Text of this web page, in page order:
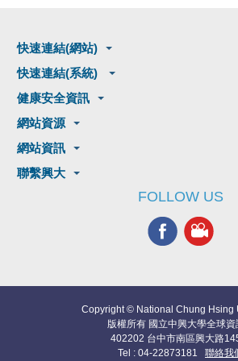
快速連結(網站)
快速連結(系統)
健康安全資訊
網站資源
網站資訊
聯繫興大
FOLLOW US
Copyright © National Chung Hsing
版權所有 國立中興大學全球資
402202 台中市南區興大路
Tel : 04-22873181 聯絡我